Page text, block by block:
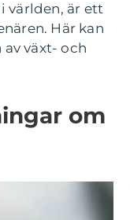
världen, är ett
Här kan
växt- och
om